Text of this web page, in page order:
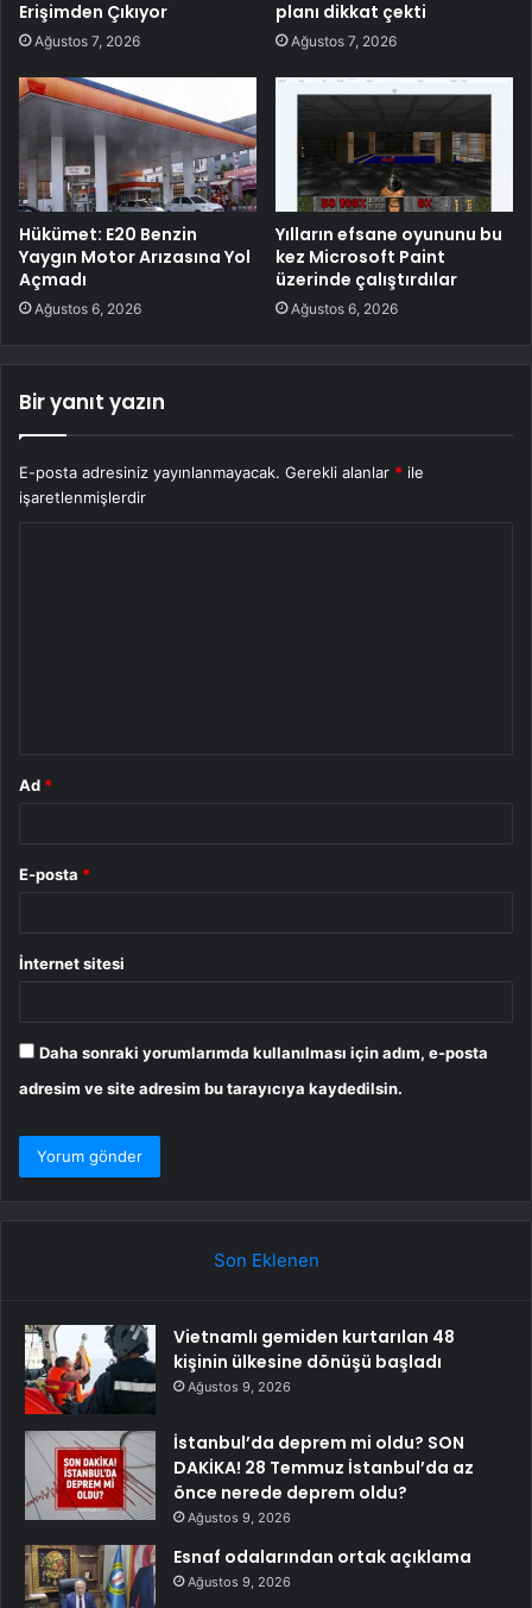
Erişimden Çıkıyor
Ağustos 7, 2026
planı dikkat çekti
Ağustos 7, 2026
Hükümet: E20 Benzin
Yaygın Motor Arızasına Yol
Açmadı
Ağustos 6, 2026
Yılların efsane oyununu bu
kez Microsoft Paint
üzerinde çalıştırdılar
Ağustos 6, 2026
Bir yanıt yazın
E-posta adresiniz yayınlanmayacak. Gerekli alanlar * ile
işaretlenmişlerdir
Ad *
E-posta *
İnternet sitesi
Daha sonraki yorumlarımda kullanılması için adım, e-posta
adresim ve site adresim bu tarayıcıya kaydedilsin.
Son Eklenen
Vietnamlı gemiden kurtarılan 48
kişinin ülkesine dönüşü başladı
Ağustos 9, 2026
İstanbul’da deprem mi oldu? SON
DAKİKA! 28 Temmuz İstanbul’da az
önce nerede deprem oldu?
Ağustos 9, 2026
Esnaf odalarından ortak açıklama
Ağustos 9, 2026